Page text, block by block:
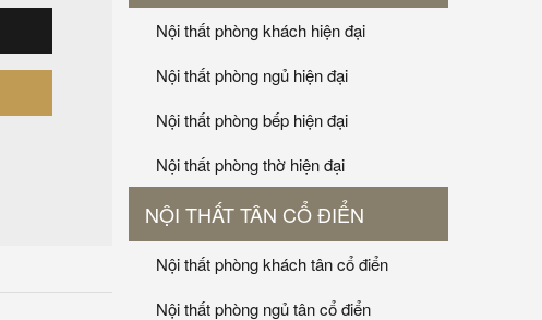
Nội thất phòng khách hiện đại
Nội thất phòng ngủ hiện đại
Nội thất phòng bếp hiện đại
Nội thất phòng thờ hiện đại
NỘI THẤT TÂN CỔ ĐIỂN
Nội thất phòng khách tân cổ điển
Nội thất phòng ngủ tân cổ điển